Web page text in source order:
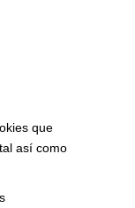
que
así como